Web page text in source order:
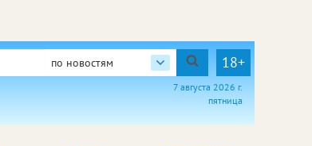
по новостям 18+
7 августа 2026 г.
пятница